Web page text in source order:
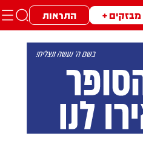
מבזקים + התראות